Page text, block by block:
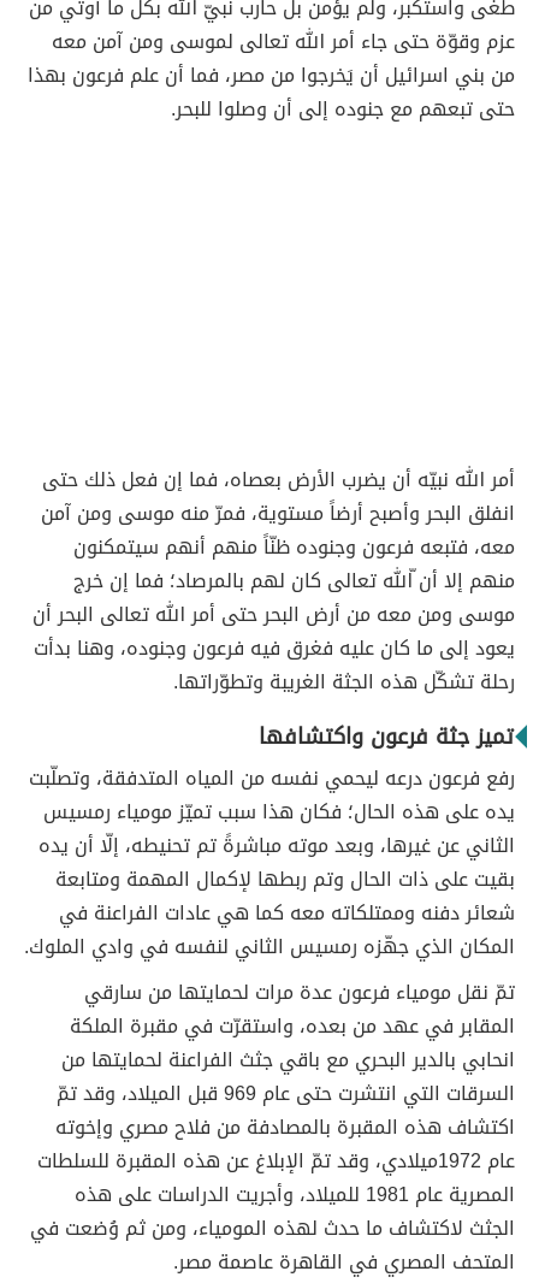
طغى واستكبر، ولم يؤمن بل حارب نبيّ الله بكل ما أوتي من
عزم وقوّة حتى جاء أمر الله تعالى لموسى ومن آمن معه
من بني اسرائيل أن يَخرجوا من مصر، فما أن علم فرعون بهذا
حتى تبعهم مع جنوده إلى أن وصلوا للبحر.
أمر الله نبيّه أن يضرب الأرض بعصاه، فما إن فعل ذلك حتى
انفلق البحر وأصبح أرضاً مستوية، فمرّ منه موسى ومن آمن
معه، فتبعه فرعون وجنوده ظنّاً منهم أنهم سيتمكنون
منهم إلا أن ّالله تعالى كان لهم بالمرصاد؛ فما إن خرج
موسى ومن معه من أرض البحر حتى أمر الله تعالى البحر أن
يعود إلى ما كان عليه فغرق فيه فرعون وجنوده، وهنا بدأت
رحلة تشكّل هذه الجثة الغريبة وتطوّراتها.
تميز جثة فرعون واكتشافها
رفع فرعون درعه ليحمي نفسه من المياه المتدفقة، وتصلّبت
يده على هذه الحال؛ فكان هذا سبب تميّز مومياء رمسيس
الثاني عن غيرها، وبعد موته مباشرةً تم تحنيطه، إلّا أن يده
بقيت على ذات الحال وتم ربطها لإكمال المهمة ومتابعة
شعائر دفنه وممتلكاته معه كما هي عادات الفراعنة في
المكان الذي جهّزه رمسيس الثاني لنفسه في وادي الملوك.
تمّ نقل مومياء فرعون عدة مرات لحمايتها من سارقي
المقابر في عهد من بعده، واستقرّت في مقبرة الملكة
انحابي بالدير البحري مع باقي جثث الفراعنة لحمايتها من
السرقات التي انتشرت حتى عام 969 قبل الميلاد، وقد تمّ
اكتشاف هذه المقبرة بالمصادفة من فلاح مصري وإخوته
عام 1972ميلادي، وقد تمّ الإبلاغ عن هذه المقبرة للسلطات
المصرية عام 1981 للميلاد، وأجريت الدراسات على هذه
الجثث لاكتشاف ما حدث لهذه المومياء، ومن ثم وُضعت في
المتحف المصري في القاهرة عاصمة مصر.